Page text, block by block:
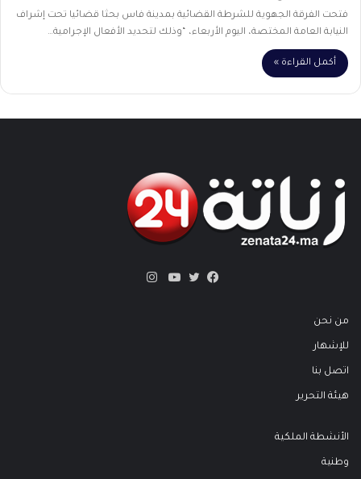
فتحت الفرقة الجهوية للشرطة القضائية بمدينة فاس بحثا قضائيا تحت إشراف
النيابة العامة المختصة، اليوم الأربعاء، “وذلك لتحديد الأفعال الإجرامية…
أكمل القراءة »
من نحن
للإشهار
اتصل بنا
هيئة التحرير
الأنشطة الملكية
وطنية